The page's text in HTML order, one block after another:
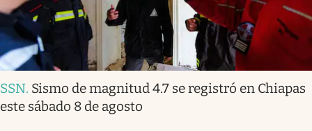
SSN. Sismo de magnitud 4.7 se registró en Chiapas
este sábado 8 de agosto